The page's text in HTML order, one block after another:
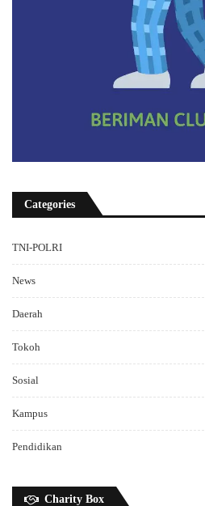
Categories
TNI-POLRI
News
Daerah
Tokoh
Sosial
Kampus
Pendidikan
Charity Box